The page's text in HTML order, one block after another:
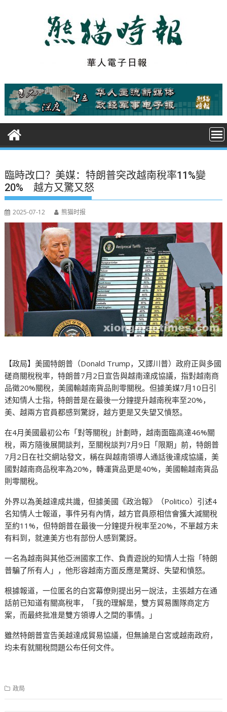
t
臨時改口？美媒：特朗普突改越南稅率11%變
20% 越方又驚又怒
2025-07-12 熊猫时报
【政局】美國特朗普（Donald Trump，又譯川普）政府正與多國
磋商關稅稅率，特朗普7月2日宣告與越南達成協議，指對越南商
品徵20%關稅，美國輸越南貨品則零關稅。但據美媒7月10日引
述知情人士指，特朗普是在最後一分鐘提升越南稅率至20%，
美、越兩方官員都感到驚訝，越方更是又失望又憤怒。
在4月美國最初公布「對等關稅」計劃時，越南面臨高達46%關
稅，兩方隨後展開談判，至關稅談判7月9日「限期」前，特朗普
7月2日在社交網站發文，稱在與越南領導人通話後達成協議，美
國對越南商品稅率為20%，轉運貨品更是40%，美國輸越南貨品
則零關稅。
外界以為美越達成共識，但據美國《政治報》（Politico）引述4
名知情人士報道，事件另有內情，越方官員原相信會獲大減關稅
至約11%，但特朗普在最後一分鐘提升稅率至20%，不單越方未
有料到，就連美方也有部份人感到驚訝。
一名為越南與其他亞洲國家工作、負責遊說的知情人士指「特朗
普騙了所有人」，他形容越南方面反應是驚訝、失望和憤怒。
根據報道，一位匿名的白宮幕僚則提出另一說法，主張越方在通
話前已知道有關高稅率，「我的理解是，雙方貿易團隊商定方
案，而最終批准是雙方領導人之間的事情。」
雖然特朗普宣告美越達成貿易協議，但無論是白宮或越南政府，
均未有就關稅問題公布任何文件。
政局